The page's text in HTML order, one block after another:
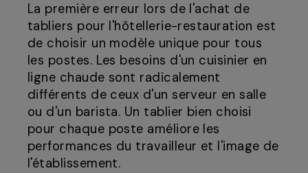
La première erreur lors de l'achat de
tabliers pour l'hôtellerie-restauration est
de choisir un modèle unique pour tous
les postes. Les besoins d'un cuisinier en
ligne chaude sont radicalement
différents de ceux d'un serveur en salle
ou d'un barista. Un tablier bien choisi
pour chaque poste améliore les
performances du travailleur et l'image de
l'établissement.